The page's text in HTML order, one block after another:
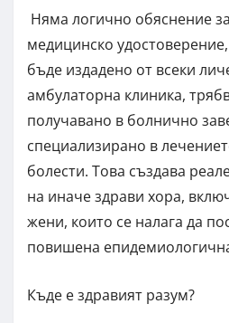
Няма логично обяснение
медицинско
бъде издадено от всеки
амбулаторна клиника,
получавано в болнично
специализирано в
болести. Това създава
на иначе здрави хора,
жени, които се налага да
повишена
Къде е здравият разум?